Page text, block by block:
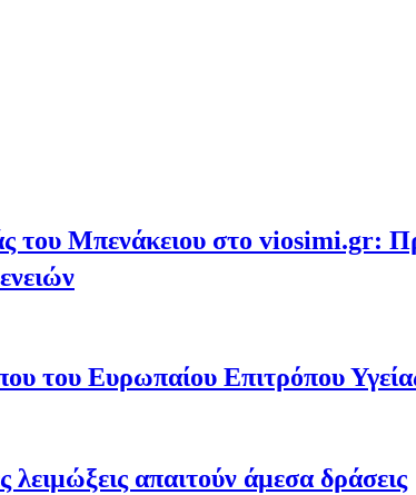
Μπενάκειου στο viosimi.gr:
του Ευρωπαίου Επιτρόπου
απαιτούν άμεσα δράσεις